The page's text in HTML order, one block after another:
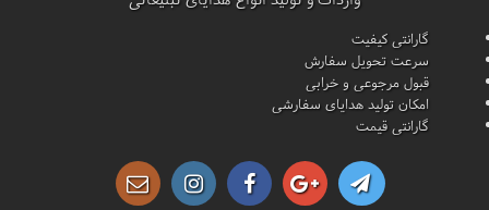
گارانتی کیفیت
سرعت تحویل سفارش
قبول مرجوعی و خرابی
امکان تولید هدایای سفارشی
گارانتی قیمت